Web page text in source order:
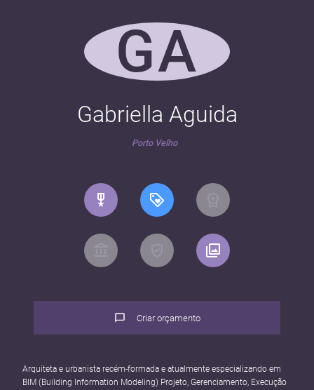
GA
Gabriella Aguida
Porto Velho
Criar orçamento
Arquiteta e urbanista recém-formada e atualmente especializando em
BIM (Building Information Modeling) Projeto, Gerenciamento, Execução